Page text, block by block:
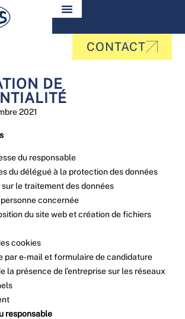
CONTACT
DE
2021
du responsable
du délégué à la protection des données
le traitement des données
concernée
du site web et création de fichiers
cookies
par e-mail et formulaire de candidature
la présence de l’entreprise sur les réseaux
responsable